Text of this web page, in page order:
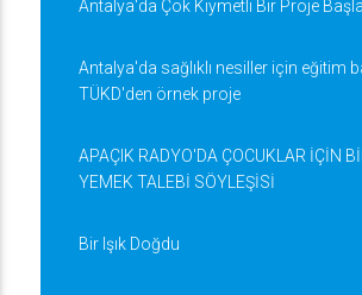
Antalya'da Çok Kıymetli Bir Proje
Antalya'da sağlıklı nesiller için eğitim
TÜKD'den örnek proje
APAÇIK RADYO'DA ÇOCUKLAR İÇİN
YEMEK TALEBİ SÖYLEŞİSİ
Bir Işık Doğdu